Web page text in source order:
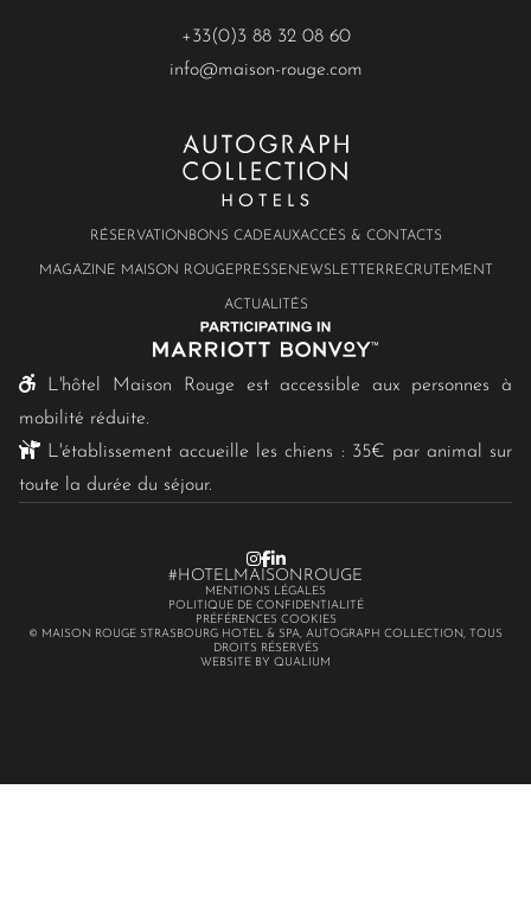
+33(0)3 88 32 08 60
info@maison-rouge.com
RÉSERVATION BONS CADEAUXACCÈS & CONTACTS
MAGAZINE MAISON ROUGE PRESSE NEWSLETTER RECRUTEMENT
ACTUALITÉS
L'hôtel Maison Rouge est accessible aux personnes à
mobilité réduite.
L'établissement accueille les chiens : 35€ par animal sur
toute la durée du séjour.
MENTIONS LÉGALES
POLITIQUE DE CONFIDENTIALITÉ
PRÉFÉRENCES COOKIES
© MAISON ROUGE STRASBOURG HOTEL & SPA, AUTOGRAPH COLLECTION, TOUS
DROITS RÉSERVÉS
WEBSITE BY QUALIUM
#HOTELMAISONROUGE